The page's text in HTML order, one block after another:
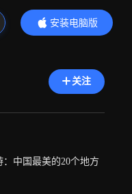
安装电脑版
内容更精彩
关注
：中国最美的20个地方